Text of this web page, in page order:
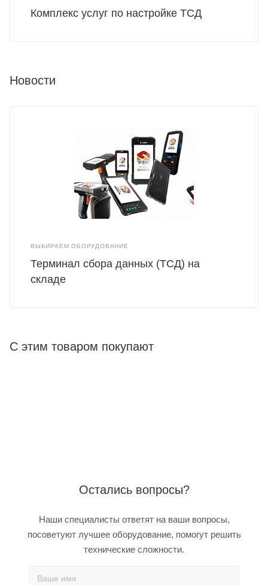
Комплекс услуг по настройке ТСД
Новости
ВЫБИРАЕМ ОБОРУДОВАНИЕ
Терминал сбора данных (ТСД) на
складе
С этим товаром покупают
Остались вопросы?
Наши специалисты ответят на ваши вопросы,
посоветуют лучшее оборудование, помогут решить
технические сложности.